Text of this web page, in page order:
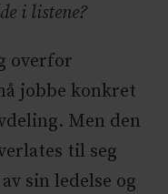
i listene?
overfor
jobbe konkret
Men den
til seg
sin ledelse og